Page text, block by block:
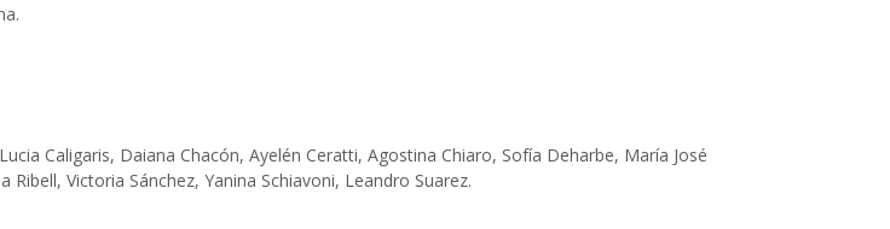
Caligaris, Daiana Chacón, Ayelén Ceratti, Agostina Chiaro, Sofía Deharbe, María José
Victoria Sánchez, Yanina Schiavoni, Leandro Suarez.